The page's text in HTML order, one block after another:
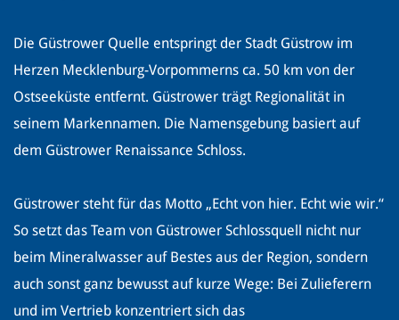
Die Güstrower Quelle entspringt der Stadt Güstrow im
Herzen Mecklenburg-Vorpommerns ca. 50 km von der
Ostseeküste entfernt. Güstrower trägt Regionalität in
seinem Markennamen. Die Namensgebung basiert auf
dem Güstrower Renaissance Schloss.
Güstrower steht für das Motto „Echt von hier. Echt wie wir.“
So setzt das Team von Güstrower Schlossquell nicht nur
beim Mineralwasser auf Bestes aus der Region, sondern
auch sonst ganz bewusst auf kurze Wege: Bei Zulieferern
und im Vertrieb konzentriert sich das